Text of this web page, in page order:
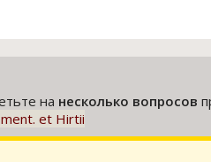
на несколько вопросов
et Hirtii